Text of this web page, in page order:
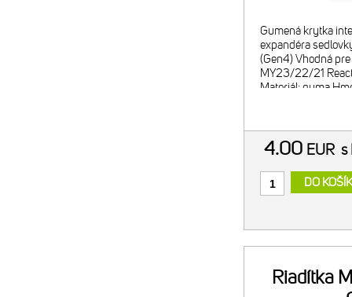
Gumená krytka
expandéra
(Gen4) Vhodná
MY23/22/21
Materiál: guma
4.00 EUR s
DO
Riadítka